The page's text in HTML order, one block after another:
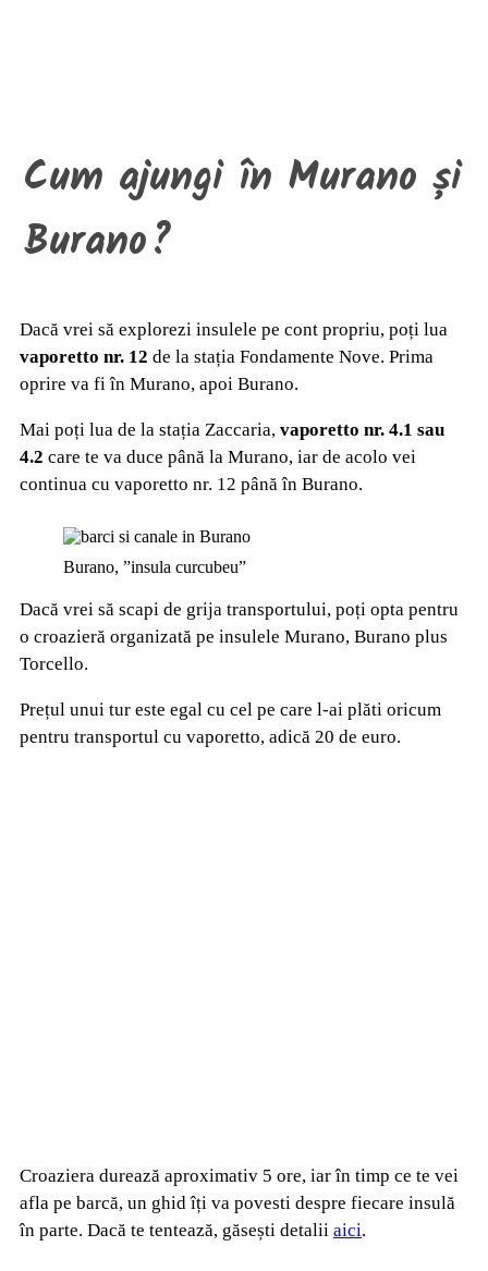
Cum ajungi în Murano și
Burano?
Dacă vrei să explorezi insulele pe cont propriu, poți lua
vaporetto nr. 12 de la stația Fondamente Nove. Prima
oprire va fi în Murano, apoi Burano.
Mai poți lua de la stația Zaccaria, vaporetto nr. 4.1 sau
4.2 care te va duce până la Murano, iar de acolo vei
continua cu vaporetto nr. 12 până în Burano.
Burano, ”insula curcubeu”
Dacă vrei să scapi de grija transportului, poți opta pentru
o croazieră organizată pe insulele Murano, Burano plus
Torcello.
Prețul unui tur este egal cu cel pe care l-ai plăti oricum
pentru transportul cu vaporetto, adică 20 de euro.
Croaziera durează aproximativ 5 ore, iar în timp ce te vei
afla pe barcă, un ghid îți va povesti despre fiecare insulă
în parte. Dacă te tentează, găsești detalii aici.